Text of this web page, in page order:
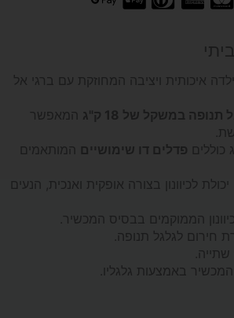
איכותית ויציבה המחוזקת עם ברגי אל
תנופה במשקל של 18 ק"ג
המאפשר
כוללים פדלים דו שימושיים המותאמים
לכיוונון בצורה אופקית ואנכית, הנעים
חירום לגלגל תנופה.
באמצעות גלגליו.